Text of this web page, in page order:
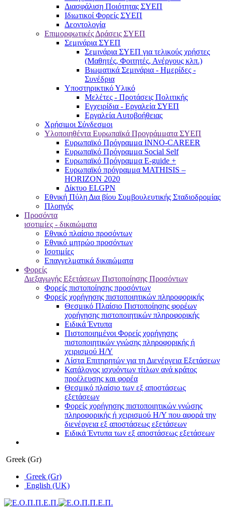
Διασφάλιση Ποιότητας ΣΥΕΠ
Ιδιωτικοί Φορείς ΣΥΕΠ
Δεοντολογία
Επιμορφωτικές Δράσεις ΣΥΕΠ
Σεμινάρια ΣΥΕΠ
Σεμινάρια ΣΥΕΠ για τελικούς χρήστες
(Μαθητές, Φοιτητές, Ανέργους κλπ.)
Βιωματικά Σεμινάρια - Ημερίδες -
Συνέδρια
Υποστηρικτικό Υλικό
Μελέτες - Προτάσεις Πολιτικής
Εγχειρίδια - Εργαλεία ΣΥΕΠ
Εργαλεία Αυτοβοήθειας
Χρήσιμοι Σύνδεσμοι
Υλοποιηθέντα Ευρωπαϊκά Προγράμματα ΣΥΕΠ
Ευρωπαϊκό Πρόγραμμα INNO-CAREER
Ευρωπαϊκό Πρόγραμμα Social Self
Ευρωπαϊκό Πρόγραμμα E-guide +
Ευρωπαϊκό πρόγραμμα MATHISIS –
HORIZON 2020
Δίκτυο ELGPN
Εθνική Πύλη Δια βίου Συμβουλευτικής Σταδιοδρομίας
Πλοηγός
Προσόντα
ισοτιμίες - δικαιώματα
Εθνικό πλαίσιο προσόντων
Εθνικό μητρώο προσόντων
Ισοτιμίες
Επαγγελματικά δικαιώματα
Φορείς
Διεξαγωγής Εξετάσεων Πιστοποίησης Προσόντων
Φορείς πιστοποίησης προσόντων
Φορείς χορήγησης πιστοποιητικών πληροφορικής
Θεσμικό Πλαίσιο Πιστοποίησης φορέων
χορήγησης πιστοποιητικών πληροφορικής
Ειδικά Έντυπα
Πιστοποιημένοι Φορείς χορήγησης
πιστοποιητικών γνώσης πληροφορικής ή
χειρισμού Η/Υ
Λίστα Επιτηρητών για τη Διενέργεια Εξετάσεων
Κατάλογος ισχυόντων τίτλων ανά κράτος
προέλευσης και φορέα
Θεσμικό πλαίσιο των εξ αποστάσεως
εξετάσεων
Φορείς χορήγησης πιστοποιητικών γνώσης
πληροφορικής ή χειρισμού Η/Υ που αφορά την
διενέργεια εξ αποστάσεως εξετάσεων
Ειδικά Έντυπα των εξ αποστάσεως εξετάσεων
Greek (Gr)
Greek (Gr)
English (UK)